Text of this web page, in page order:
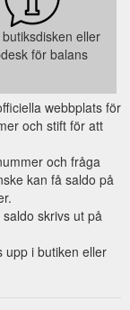
eller
för balans
webbplats för
och stift för att
och fråga
kan få saldo på
skrivs ut på
upp i butiken eller